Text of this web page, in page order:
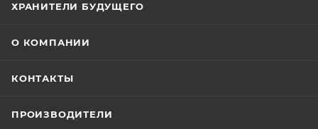
ХРАНИТЕЛИ БУДУЩЕГО
О КОМПАНИИ
КОНТАКТЫ
ПРОИЗВОДИТЕЛИ